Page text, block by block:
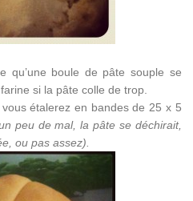
qu’une boule de pâte souple se
si la pâte colle de trop.
étalerez en bandes de 25 x 5
peu de mal, la pâte se déchirait,
ou pas assez).